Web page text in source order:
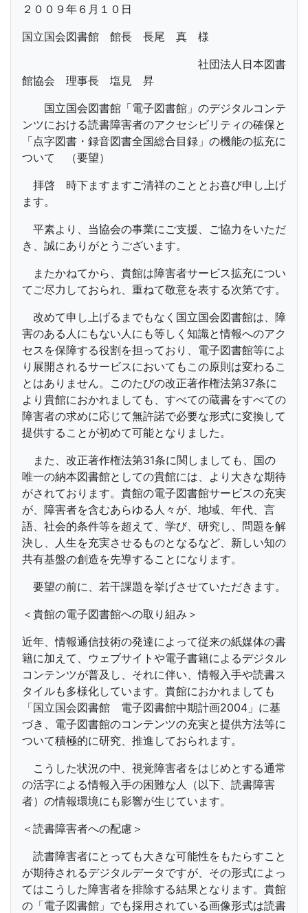
２００９年６月１０日
国立国会図書館 館長 長尾 真 様
社団法人日本図書
館協会 理事長 塩見 昇
国立国会図書館「電子図書館」のデジタルコンテ
ンツにおける読書障害者のアクセシビリティの確保と
「点字図書・録音図書全国総合目録」の機能の拡充に
ついて （要望）
拝啓 時下ますますご清祥のこととお喜び申し上げ
ます。
平素より、当協会の事業にご支援、ご協力をいただ
き、誠にありがとうございます。
またかねてから、貴館は障害者サービス拡充につい
てご尽力しておられ、重ねて敬意を表する次第です。
改めて申し上げるまでもなく国立国会図書館は、障
害のある人にもない人にも等しく知識と情報へのアク
セスを保障する役割を担っており、電子図書館等によ
り展開されるサービスにおいてもこの原則は変わるこ
とはありません。このたびの改正著作権法第37条に
より貴館におかれましても、すべての蔵書をすべての
障害者の求めに応じて無許諾で必要な形式に変換して
提供することが初めて可能となりました。
また、改正著作権法第31条に関しましても、国の
唯一の納本図書館としての貴館には、より大きな期待
がされております。貴館の電子図書館サービスの充実
が、障害者を含むあらゆる人々が、地域、年代、言
語、社会的条件等を超えて、学び、研究し、問題を解
決し、人生を充実させるものとなるなど、新しい知の
共有基盤の創造を先導することになります。
要望の前に、若干課題を挙げさせていただきます。
＜貴館の電子図書館への取り組み＞
近年、情報通信技術の発達によって従来の紙媒体の書
籍に加えて、ウェブサイトや電子書籍によるデジタル
コンテンツが普及し、それに伴い、情報入手や読書ス
タイルも多様化しています。貴館におかれましても
「国立国会図書館 電子図書館中期計画2004」に基
づき、電子図書館のコンテンツの充実と提供方法等に
ついて積極的に研究、推進しておられます。
こうした状況の中、視覚障害者をはじめとする通常
の活字による情報入手の困難な人（以下、読書障害
者）の情報環境にも影響が生じています。
＜読書障害者への配慮＞
読書障害者にとっても大きな可能性をもたらすこと
が期待されるデジタルデータですが、その形式によっ
てはこうした障害者を排除する結果となります。貴館
の「電子図書館」でも採用されている画像形式は読書